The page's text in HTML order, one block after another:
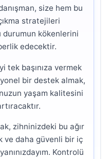
size hem bu
stratejileri
durumun kökenlerini
edecektir.
tek başınıza vermek
bir destek almak,
yaşam kalitesini
zihninizdeki bu ağır
daha güvenli bir iç
Kontrolü